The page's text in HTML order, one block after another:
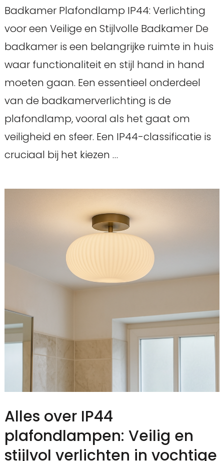
Badkamer Plafondlamp IP44: Verlichting
voor een Veilige en Stijlvolle Badkamer De
badkamer is een belangrijke ruimte in huis
waar functionaliteit en stijl hand in hand
moeten gaan. Een essentieel onderdeel
van de badkamerverlichting is de
plafondlamp, vooral als het gaat om
veiligheid en sfeer. Een IP44-classificatie is
cruciaal bij het kiezen …
Alles over IP44
plafondlampen: Veilig en
stijlvol verlichten in vochtige